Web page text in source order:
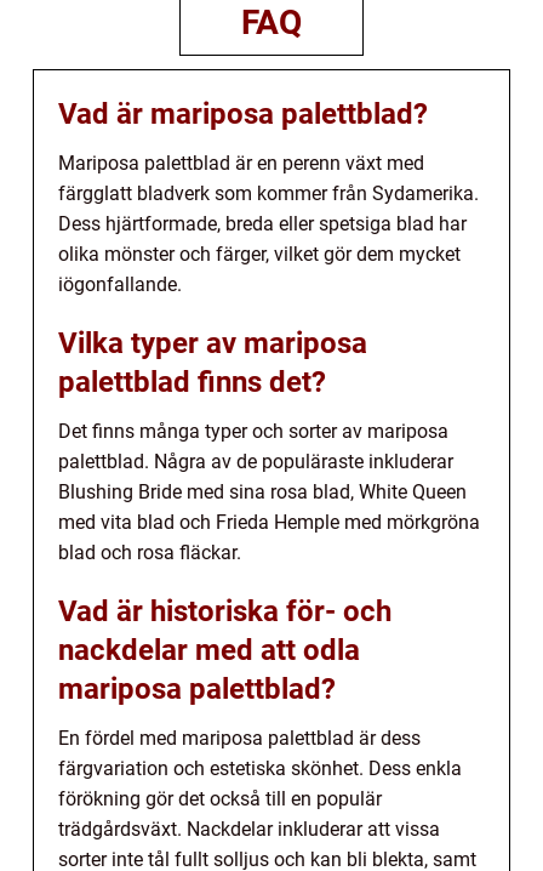
FAQ
Vad är mariposa palettblad?
Mariposa palettblad är en perenn växt med
färgglatt bladverk som kommer från Sydamerika.
Dess hjärtformade, breda eller spetsiga blad har
olika mönster och färger, vilket gör dem mycket
iögonfallande.
Vilka typer av mariposa
palettblad finns det?
Det finns många typer och sorter av mariposa
palettblad. Några av de populäraste inkluderar
Blushing Bride med sina rosa blad, White Queen
med vita blad och Frieda Hemple med mörkgröna
blad och rosa fläckar.
Vad är historiska för- och
nackdelar med att odla
mariposa palettblad?
En fördel med mariposa palettblad är dess
färgvariation och estetiska skönhet. Dess enkla
förökning gör det också till en populär
trädgårdsväxt. Nackdelar inkluderar att vissa
sorter inte tål fullt solljus och kan bli blekta, samt